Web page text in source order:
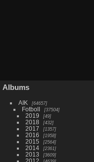
Albums
AIK 64657
Fotboll 37504
2019 49
2018 432
2017 1357
2016 1958
2015 2564
2014 2361
2013 3609